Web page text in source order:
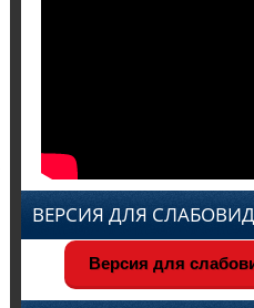
ВЕРСИЯ ДЛЯ
Версия для